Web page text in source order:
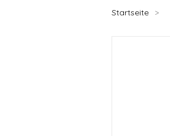
Startseite >